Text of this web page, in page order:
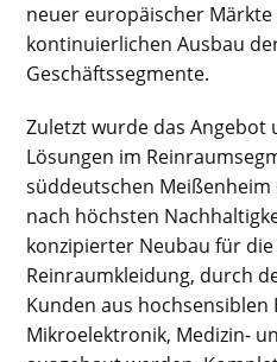
neuer europäischer
kontinuierlichen Ausbau
Geschäftssegmente.
Zuletzt wurde das Angebot
Lösungen im
süddeutschen
nach höchsten
konzipierter Neubau für
Reinraumkleidung, durch
Kunden aus hochsensiblen
Mikroelektronik, Medizin-